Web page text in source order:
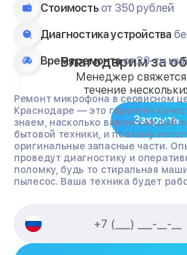
Стоимость от 350 рублей
Диагностика устройства
Время ремонтаот 20-ти
Ремонт микрофона в сервисном
Краснодаре — это гарантия
знаем, насколько важен каждый
бытовой техники, и поэтому
оригинальные запасные части.
проведут диагностику и
поломку, будь то стиральная
пылесос. Ваша техника будет
Благодарим за
Менеджер
течение
Закрыть